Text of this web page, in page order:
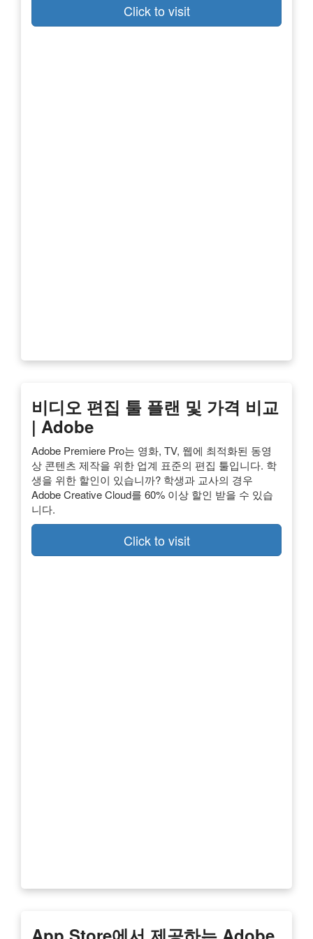
Click to visit
비디오 편집 툴 플랜 및 가격 비교
| Adobe
Adobe Premiere Pro는 영화, TV, 웹에 최적화된 동영
상 콘텐츠 제작을 위한 업계 표준의 편집 툴입니다. 학
생을 위한 할인이 있습니까? 학생과 교사의 경우
Adobe Creative Cloud를 60% 이상 할인 받을 수 있습
니다.
Click to visit